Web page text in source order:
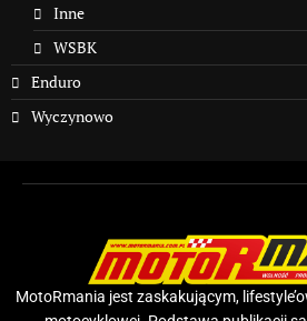
Inne
WSBK
Enduro
Wyczynowo
MotoRmania jest zaskakującym,